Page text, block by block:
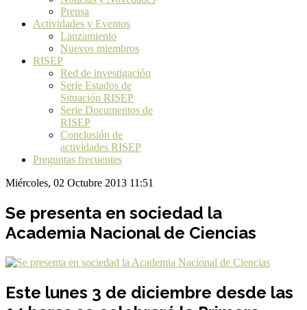
Prensa
Actividades y Eventos
Lanzamiento
Nuevos miembros
RISEP
Red de investigación
Serie Estados de
Situación RISEP
Serie Documentos de
RISEP
Conclusión de
actividades RISEP
Preguntas frecuentes
Miércoles, 02 Octubre 2013 11:51
Se presenta en sociedad la
Academia Nacional de Ciencias
Este lunes 3 de diciembre desde las